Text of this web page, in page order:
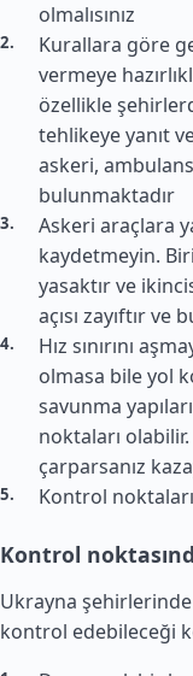
olmalısınız
Kurallara göre
vermeye
özellikle
tehlikeye yanıt
askeri,
bulunmaktadır
Askeri araçlara
kaydetmeyin.
yasaktır ve
açısı zayıftır
Hız sınırını
olmasa bile yol
savunma
noktaları
çarparsanız
Kontrol
Kontrol
Ukrayna
kontrol edebileceği